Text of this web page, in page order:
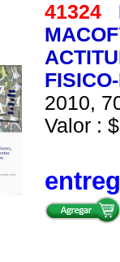
41324
2010,
Valor :